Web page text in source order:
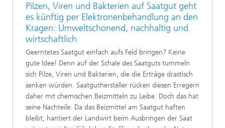
Pilzen, Viren und Bakterien auf Saatgut geht
es künftig per Elektronenbehandlung an den
Kragen: Umweltschonend, nachhaltig und
wirtschaftlich
Geerntetes Saatgut einfach aufs Feld bringen? Keine
gute Idee! Denn auf der Schale des Saatguts tummeln
sich Pilze, Viren und Bakterien, die die Erträge drastisch
senken würden. Saatguthersteller rücken diesen Erregern
daher mit chemischen Beizmitteln zu Leibe. Doch das hat
seine Nachteile: Da das Beizmittel am Saatgut haften
bleibt, hantiert der Landwirt beim Ausbringen der Saat